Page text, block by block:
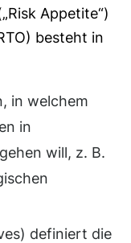
Appetite“)
besteht in
in welchem
in
will, z. B.
definiert die